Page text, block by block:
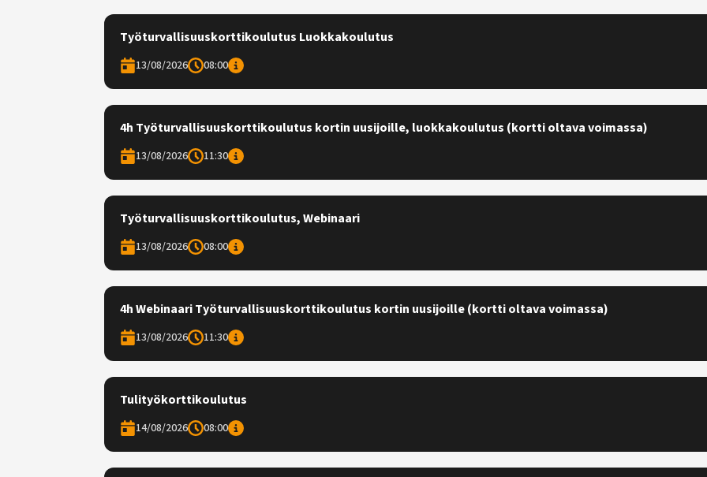
Työturvallisuuskorttikoulutus Luokkakoulutus
13/08/2026 08:00
4h Työturvallisuuskorttikoulutus kortin uusijoille, luokkakoulutus (kortti oltava voimassa)
13/08/2026 11:30
Työturvallisuuskorttikoulutus, Webinaari
13/08/2026 08:00
4h Webinaari Työturvallisuuskorttikoulutus kortin uusijoille (kortti oltava voimassa)
13/08/2026 11:30
Tulityökorttikoulutus
14/08/2026 08:00